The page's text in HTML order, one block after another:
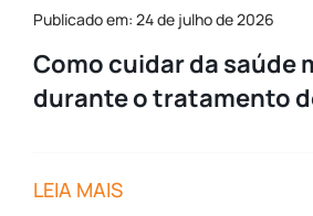
Publicado em: 24 de julho de 2026
Como cuidar da saúde
durante o tratamento
LEIA MAIS